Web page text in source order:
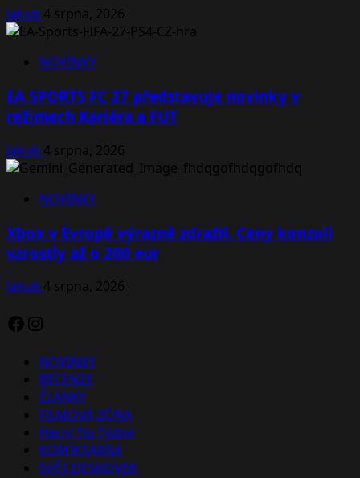
Jakub 4 srpna, 2026
NOVINKY
EA SPORTS FC 27 představuje novinky v
režimech Kariéra a FUT
Jakub 4 srpna, 2026
NOVINKY
Xbox v Evropě výrazně zdražil. Ceny konzolí
vzrostly až o 200 eur
Jakub 4 srpna, 2026
Facebook
Instagram
NOVINKY
RECENZE
ČLÁNKY
FILMOVÁ ZÓNA
Herní Tip Týdne
KOMIKSÁRNA
SVĚT DESKOVEK